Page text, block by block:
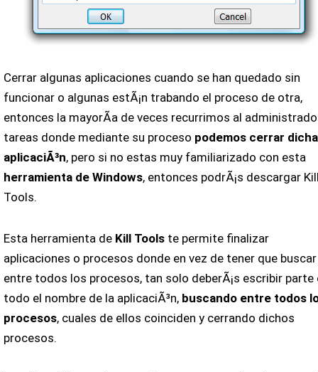
Cerrar algunas aplicaciones cuando se han quedado sin
funcionar o algunas estÃ¡n trabando el proceso de otra,
entonces la mayorÃ­a de veces recurrimos al
tareas donde mediante su proceso podemos cerrar dicha
aplicaciÃ³n, pero si no estas muy familiarizado con esta
herramienta de Windows, entonces podrÃ¡s descargar
Tools.
Esta herramienta de Kill Toolste permite finalizar
aplicaciones o procesos donde en vez de tener que buscar
entre todos los procesos, tan solo deberÃ¡s escribir parte
todo el nombre de la aplicaciÃ³n, buscando entre todos
procesos, cuales de ellos coinciden y cerrando dichos
procesos.